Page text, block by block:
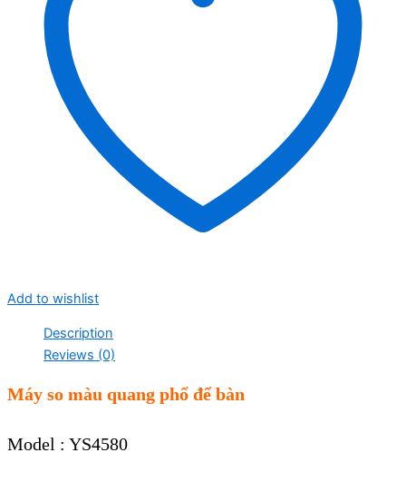
Add to wishlist
Description
Reviews (0)
Máy so màu quang phổ để bàn
Model : YS4580